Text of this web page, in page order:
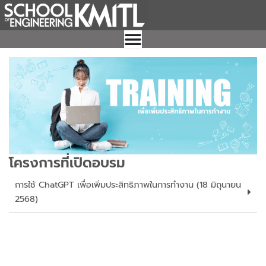
Skip
to
โครงการที่เปิดอบรม
การใช้ ChatGPT เพื่อเพิ่มประสิทธิภาพในการทำงาน (18 มิถุนายน
2568)